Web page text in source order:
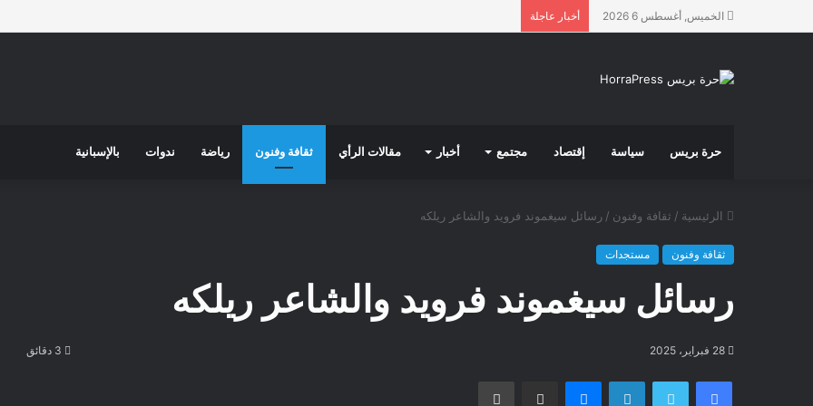
الخميس, أغسطس 6 2026 أخبار عاجلة
حرة بريس سياسة إقتصاد مجتمع أخبار مقالات الرأي ثقافة وفنون رياضة ندوات بالإسبانية
الرئيسية / ثقافة وفنون / رسائل سيغموند فرويد والشاعر ريلكه
ثقافة وفنون مستجدات
رسائل سيغموند فرويد والشاعر ريلكه
28 فبراير، 2025
فيسبوك تويتر لينكدإن ماسنجر مشاركة عبر البريد طباعة